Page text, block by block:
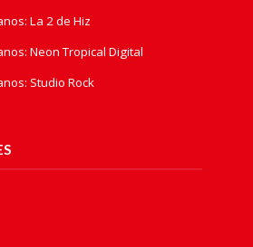
La 2 de Hiz
Neon Tropical Digital
Studio Rock